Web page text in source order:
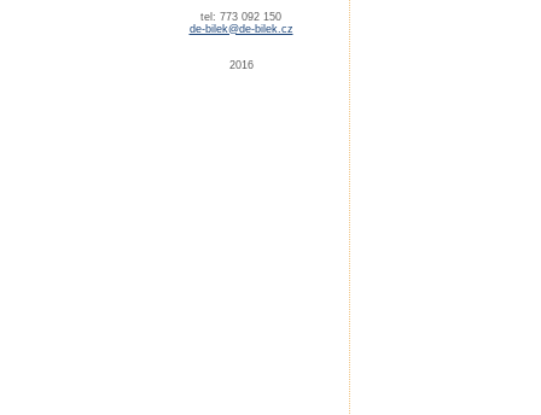
tel: 773 092 150
de-bilek@de-bilek.cz
2016